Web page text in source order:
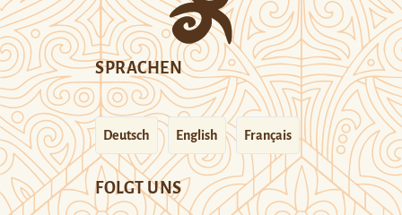
SPRACHEN
Deutsch English Français
FOLGT UNS